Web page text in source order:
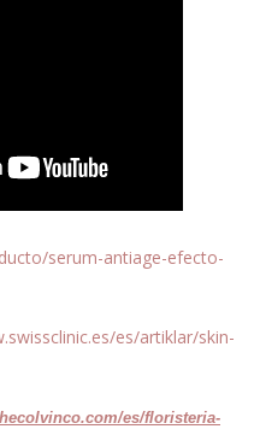
serum-antiage-efecto-
es/artiklar/skin-
es/floristeria-